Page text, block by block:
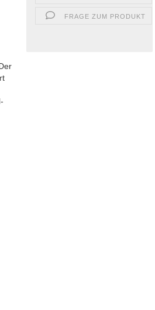
FRAGE ZUM PRODUKT